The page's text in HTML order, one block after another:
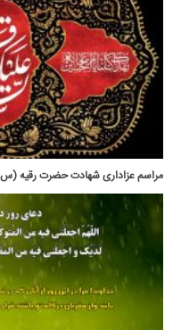
مراسم عزاداری شهادت حضرت رقیه